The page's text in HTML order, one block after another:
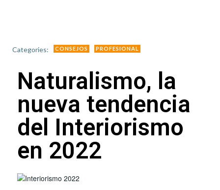
Categories: CONSEJOS PROFESIONAL
Naturalismo, la
nueva tendencia
del Interiorismo
en 2022